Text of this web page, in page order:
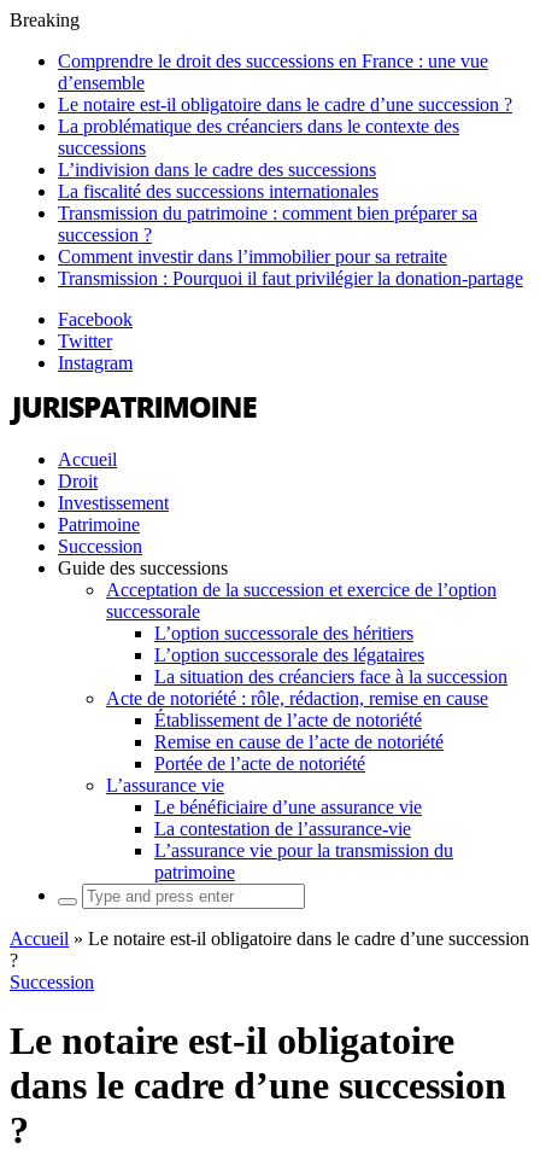
Breaking
Comprendre le droit des successions en France : une vue
d’ensemble
Le notaire est-il obligatoire dans le cadre d’une succession ?
La problématique des créanciers dans le contexte des
successions
L’indivision dans le cadre des successions
La fiscalité des successions internationales
Transmission du patrimoine : comment bien préparer sa
succession ?
Comment investir dans l’immobilier pour sa retraite
Transmission : Pourquoi il faut privilégier la donation-partage
Facebook
Twitter
Instagram
Accueil
Droit
Investissement
Patrimoine
Succession
Guide des successions
Acceptation de la succession et exercice de l’option
successorale
L’option successorale des héritiers
L’option successorale des légataires
La situation des créanciers face à la succession
Acte de notoriété : rôle, rédaction, remise en cause
Établissement de l’acte de notoriété
Remise en cause de l’acte de notoriété
Portée de l’acte de notoriété
L’assurance vie
Le bénéficiaire d’une assurance vie
La contestation de l’assurance-vie
L’assurance vie pour la transmission du
patrimoine
Search
for:
Accueil » Le notaire est-il obligatoire dans le cadre d’une succession
?
Succession
Le notaire est-il obligatoire
dans le cadre d’une succession
?